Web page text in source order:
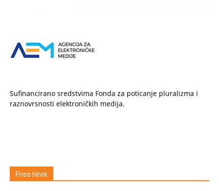
Sufinancirano sredstvima Fonda za poticanje pluralizma i
raznovrsnosti elektroničkih medija.
Friss hírek